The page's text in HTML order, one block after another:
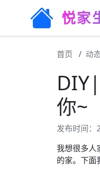
悦家
首页 动
你~
发布时间：
我想很多人
的家。下面